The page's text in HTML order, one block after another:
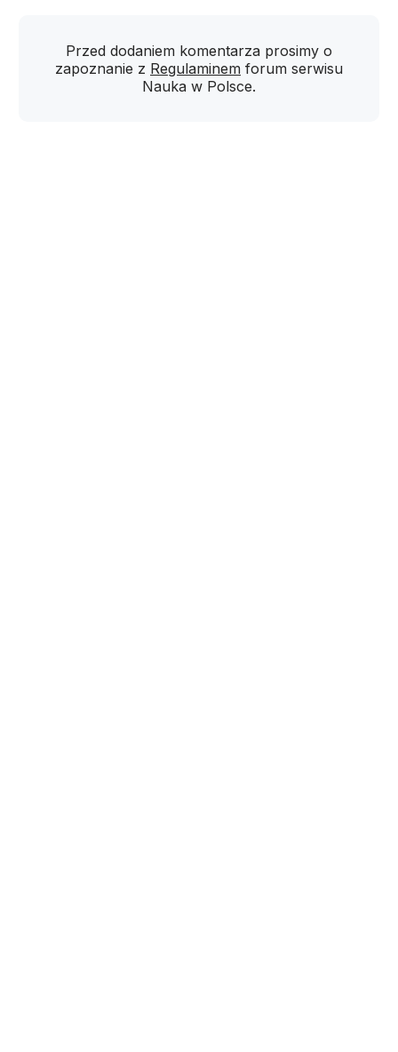
Przed dodaniem komentarza prosimy o
zapoznanie z Regulaminem forum serwisu
Nauka w Polsce.